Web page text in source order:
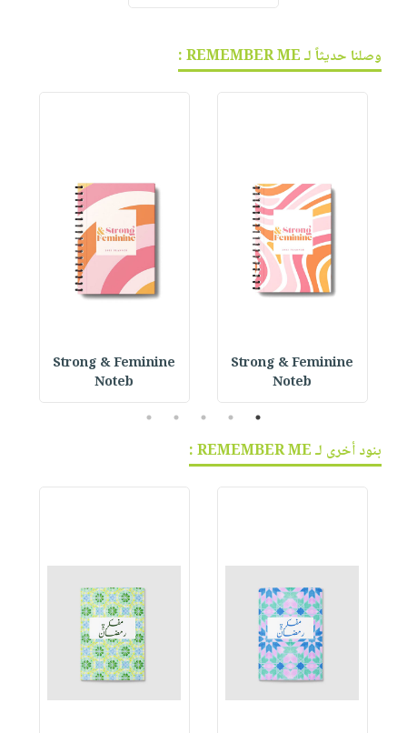
وصلنا حديثاً لـ REMEMBER ME :
Strong & Feminine
Noteb
Strong & Feminine
Noteb
1
2
3
4
5
بنود أخرى لـ REMEMBER ME :